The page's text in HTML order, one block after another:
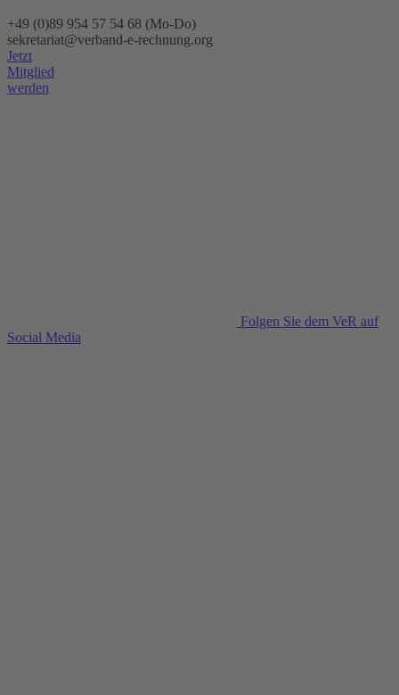
+49 (0)89 954 57 54 68 (Mo-Do)
sekretariat@verband-e-rechnung.org
Jetzt
Mitglied
werden
Folgen Sie dem VeR auf
Social Media